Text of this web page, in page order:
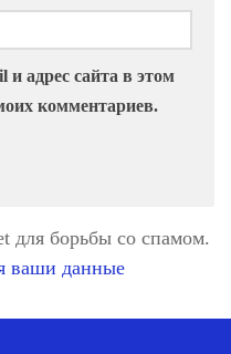
адрес сайта в этом
комментариев.
для борьбы со спамом.
ваши данные